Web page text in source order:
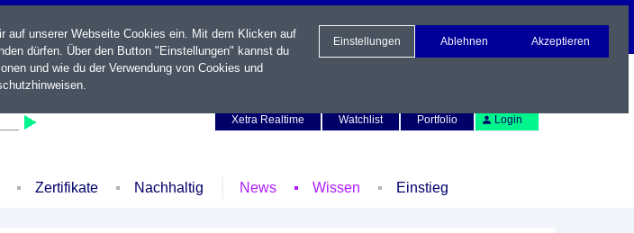
Xetra Realtime
Watchlist Portfolio Login
Zertifikate Nachhaltig News Wissen Einstieg
auf unserer Webseite Cookies ein. Mit dem Klicken auf
dürfen. Über den Button "Einstellungen" kannst du
und wie du der Verwendung von Cookies und
.
Einstellungen Ablehnen Akzeptieren